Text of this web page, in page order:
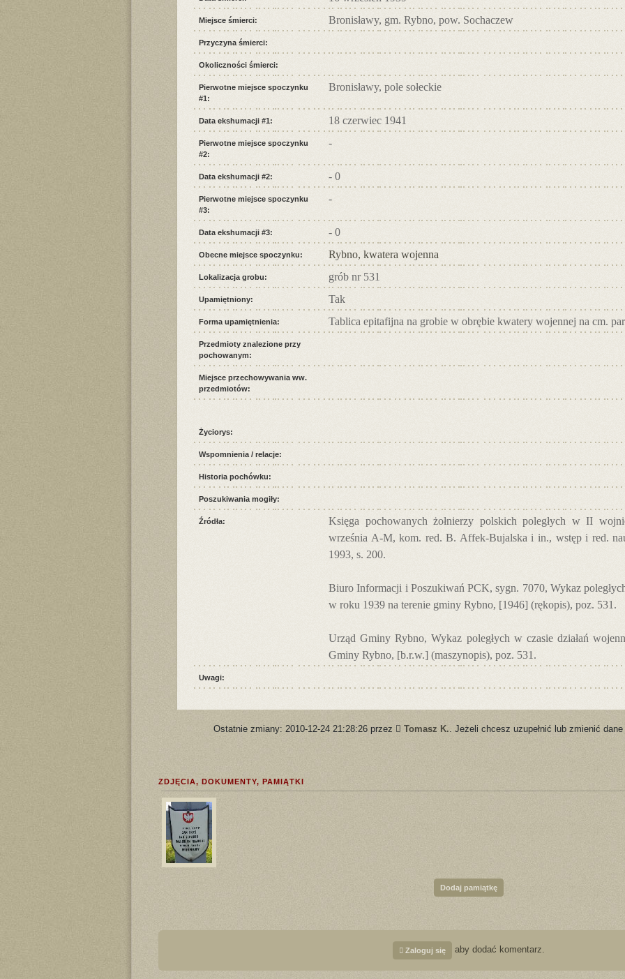
Miejsce śmierci: Bronisławy, gm. Rybno, pow. Sochaczew
Przyczyna śmierci:
Okoliczności śmierci:
Pierwotne miejsce spoczynku
#1:
Bronisławy, pole sołeckie
Data ekshumacji #1: 18 czerwiec 1941
Pierwotne miejsce spoczynku
#2:
-
Data ekshumacji #2: - 0
Pierwotne miejsce spoczynku
#3:
-
Data ekshumacji #3: - 0
Obecne miejsce spoczynku: Rybno, kwatera wojenna
Lokalizacja grobu: grób nr 531
Upamiętniony: Tak
Forma upamiętnienia: Tablica epitafijna na grobie w obrębie kwatery wojennej na cm.
Przedmioty znalezione przy
pochowanym:
Miejsce przechowywania ww.
przedmiotów:
Życiorys:
Wspomnienia / relacje:
Historia pochówku:
Poszukiwania mogiły:
Źródła:
Księga pochowanych żołnierzy polskich poległych w II
września A-M, kom. red. B. Affek-Bujalska i in., wstęp i red.
1993, s. 200.
Biuro Informacji i Poszukiwań PCK, sygn. 7070, Wykaz
w roku 1939 na terenie gminy Rybno, [1946] (rękopis), poz. 531.
Urząd Gminy Rybno, Wykaz poległych w czasie działań
Gminy Rybno, [b.r.w.] (maszynopis), poz. 531.
Uwagi:
Ostatnie zmiany: 2010-12-24 21:28:26 przez Tomasz K. . Jeżeli chcesz uzupełnić lub zmienić
ZDJĘCIA, DOKUMENTY, PAMIĄTKI
Dodaj pamiątkę
Zaloguj się aby dodać komentarz.